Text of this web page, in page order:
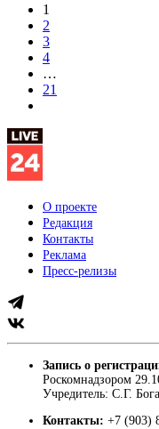
1
2
3
4
…
21
О проекте
Редакция
Контакты
Реклама
Пресс-релизы
Запись о
Роскомнадзором
Учредитель: С.Г.
Контакты: +7 (903)